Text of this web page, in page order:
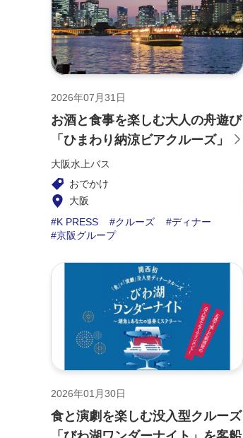
2026年07月31日
お酒と食事を楽しむ大人の舟遊び
「ひまわり納涼ビアクルーズ」
大阪水上バス
おでかけ
大阪
K PRESS
クルーズ
ディナー
京阪グループ
2026年01月30日
食と演劇を楽しむ没入型クルーズ